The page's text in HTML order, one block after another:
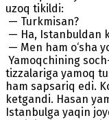
uzoq tikildi:
— Turkmisan?
— Ha, Istanbuldan
— Men ham o‘sha
Yamoqchining
tizzalariga yamoq
ham sapsariq edi.
ketgandi. Hasan
Istanbulga yaqin